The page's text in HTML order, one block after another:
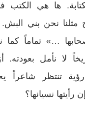
ها هي
مثلنا نحن بني البش.
…» تماماً كما
لا نأمل بعودته.
تنتظر شاعراً
نسيانها؟